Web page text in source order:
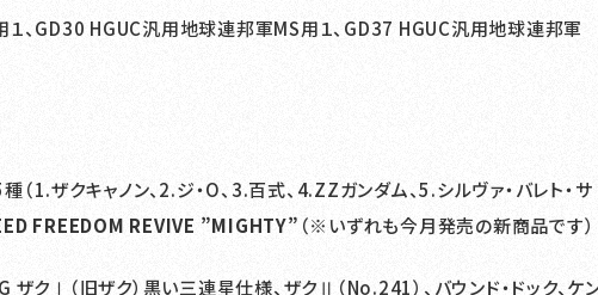
１、GD30 HGUC汎用地球連邦軍MS用１、GD37 HGUC汎用地球連邦軍
（1.ザクキャノン、2.ジ・O、3.百式、4.ZZガンダム、5.シルヴァ・バレト・サ
FREEDOM REVIVE ”MIGHTY” （※いずれも今月発売の新商品です）
ザクⅠ（旧ザク）黒い三連星仕様、ザクⅡ（No.241）、バウンド・ドック、ケ